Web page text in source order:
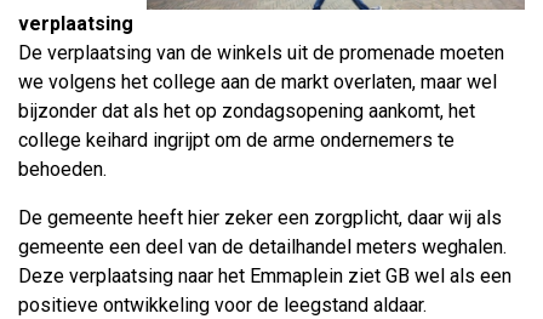
verplaatsing
De verplaatsing van de winkels uit de promenade moeten
we volgens het college aan de markt overlaten, maar wel
bijzonder dat als het op zondagsopening aankomt, het
college keihard ingrijpt om de arme ondernemers te
behoeden.
De gemeente heeft hier zeker een zorgplicht, daar wij als
gemeente een deel van de detailhandel meters weghalen.
Deze verplaatsing naar het Emmaplein ziet GB wel als een
positieve ontwikkeling voor de leegstand aldaar.